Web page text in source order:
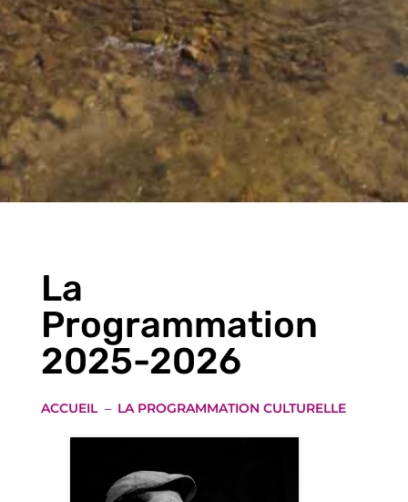
La
Programmation
2025-2026
ACCUEIL K LA PROGRAMMATION CULTURELLE